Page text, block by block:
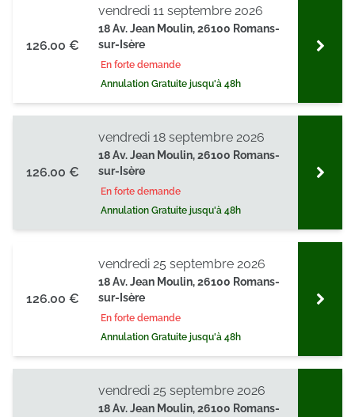
126.00 €
18 Av. Jean Moulin, 26100 Romans-
sur-Isère
En forte demande
Annulation Gratuite jusqu'à 48h
vendredi 11 septembre 2026
126.00 €
18 Av. Jean Moulin, 26100 Romans-
sur-Isère
En forte demande
Annulation Gratuite jusqu'à 48h
vendredi 18 septembre 2026
126.00 €
18 Av. Jean Moulin, 26100 Romans-
sur-Isère
En forte demande
Annulation Gratuite jusqu'à 48h
vendredi 25 septembre 2026
18 Av. Jean Moulin, 26100 Romans-
vendredi 25 septembre 2026